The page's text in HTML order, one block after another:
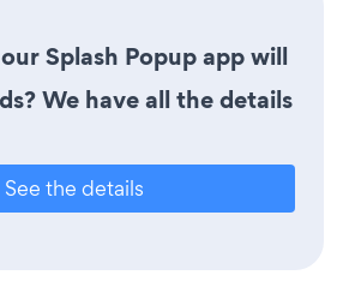
Splash Popup app will
We have all the details
See the details